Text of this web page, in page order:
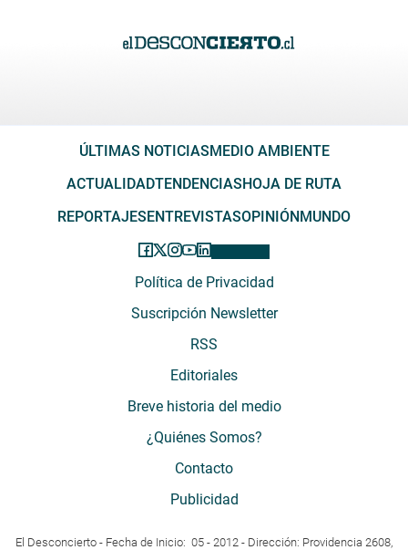
ÚLTIMAS NOTICIASMEDIO AMBIENTE
ACTUALIDADTENDENCIASHOJA DE RUTA
REPORTAJESENTREVISTASOPINIÓNMUNDO
Política de Privacidad
Suscripción Newsletter
RSS
Editoriales
Breve historia del medio
¿Quiénes Somos?
Contacto
Publicidad
El Desconcierto - Fecha de Inicio: 05 - 2012 - Dirección: Providencia 2608,